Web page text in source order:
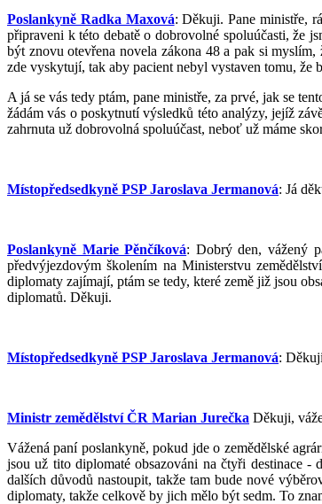
Poslankyně Radka Maxová: Děkuji. Pane ministře,
připraveni k této debatě o dobrovolné spoluúčasti, že
být znovu otevřena novela zákona 48 a pak si
zde vyskytují, tak aby pacient nebyl vystaven tomu, že
A já se vás tedy ptám, pane ministře, za prvé, jak se
žádám vás o poskytnutí výsledků této analýzy, jejíž
zahrnuta už dobrovolná spoluúčast, neboť už máme
Místopředsedkyně PSP Jaroslava Jermanová: Já
Poslankyně Marie Pěnčíková: Dobrý den, vážený
předvýjezdovým školením na Ministerstvu
diplomaty zajímají, ptám se tedy, které země již jsou
diplomatů. Děkuji.
Místopředsedkyně PSP Jaroslava Jermanová:
Ministr zemědělství ČR Marian Jurečka Děkuji,
Vážená paní poslankyně, pokud jde o zemědělské
jsou už tito diplomaté obsazováni na čtyři destinace
dalších důvodů nastoupit, takže tam bude nové
diplomaty, takže celkově by jich mělo být sedm. To